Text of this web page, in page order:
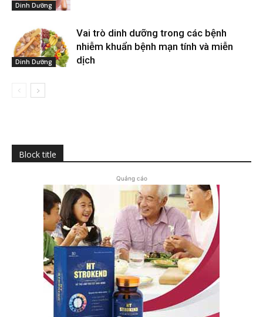
Dinh Dưỡng
Dinh Dưỡng
Vai trò dinh dưỡng trong các bệnh
nhiễm khuẩn bệnh mạn tính và miễn
dịch
Block title
Quảng cáo